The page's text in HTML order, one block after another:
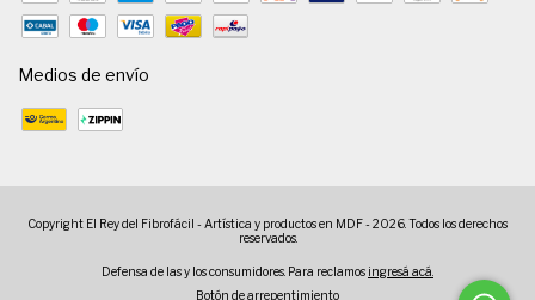
Medios de envío
Copyright El Rey del Fibrofácil - Artística y productos en MDF - 2026. Todos los derechos
reservados.
Defensa de las y los consumidores. Para reclamos ingresá acá.
Botón de arrepentimiento